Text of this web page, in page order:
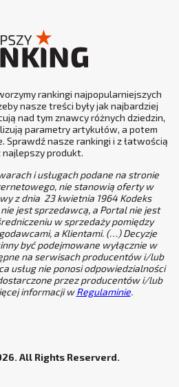
rankingi najpopularniejszych
nasze treści były jak najbardziej
nad tym znawcy różnych dziedzin,
parametry artykułów, a potem
Sprawdź nasze rankingi i z łatwością
najlepszy produkt.
i usługach podane na stronie
nie stanowią oferty w
z dnia 23 kwietnia 1964 Kodeks
jest sprzedawcą, a Portal nie jest
w sprzedaży pomiędzy
a Klientami. (…) Decyzje
być podejmowane wyłącznie w
na serwisach producentów i/lub
usług nie ponosi odpowiedzialności
przez producentów i/lub
informacji wRegulaminie.
All Rights Reserverd.